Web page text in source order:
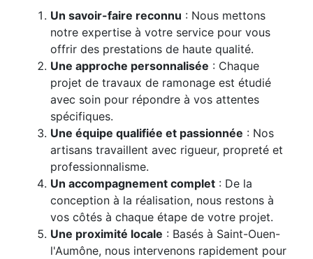
Un savoir-faire reconnu : Nous mettons
notre expertise à votre service pour vous
offrir des prestations de haute qualité.
Une approche personnalisée : Chaque
projet de travaux de ramonage est étudié
avec soin pour répondre à vos attentes
spécifiques.
Une équipe qualifiée et passionnée : Nos
artisans travaillent avec rigueur, propreté et
professionnalisme.
Un accompagnement complet : De la
conception à la réalisation, nous restons à
vos côtés à chaque étape de votre projet.
Une proximité locale : Basés à Saint-Ouen-
l'Aumône, nous intervenons rapidement pour